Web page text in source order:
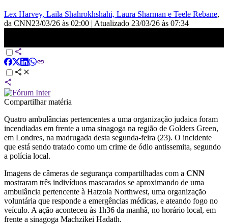
Lex Harvey, Laila Shahrokhshahi, Laura Sharman e Teele Rebane,
da CNN23/03/26 às 02:00 | Atualizado 23/03/26 às 07:34
Compartilhar matéria
Quatro ambulâncias pertencentes a uma organização judaica foram
incendiadas em frente a uma sinagoga na região de Golders Green,
em Londres, na madrugada desta segunda-feira (23). O incidente
que está sendo tratado como um crime de ódio antissemita, segundo
a polícia local.
Imagens de câmeras de segurança compartilhadas com a CNN
mostraram três indivíduos mascarados se aproximando de uma
ambulância pertencente à Hatzola Northwest, uma organização
voluntária que responde a emergências médicas, e ateando fogo no
veículo. A ação aconteceu às 1h36 da manhã, no horário local, em
frente a sinagoga Machzikei Hadath.